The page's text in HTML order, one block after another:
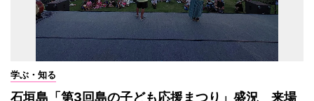
学ぶ・知る
石垣島「第3回島の子ども応援まつり」盛況 来場